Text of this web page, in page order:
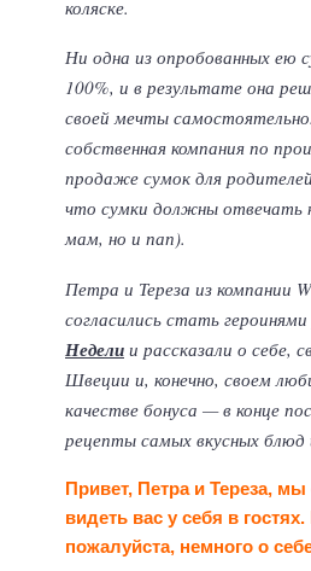
коляске.
Ни одна из опробованных ею
100%, и в результате она
своей мечты
собственная компания по
продаже сумок для
что сумки должны отвечать
мам, но и пап).
Петра и Тереза из компании
согласились стать
Недели и рассказали о себе,
Швеции и, конечно, своем
качестве бонуса — в конце
рецепты самых вкусных блюд
Привет, Петра и Тереза,
видеть вас у себя в
пожалуйста, немного о